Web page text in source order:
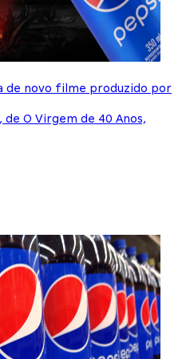
de novo filme produzido por
O Virgem de 40 Anos,